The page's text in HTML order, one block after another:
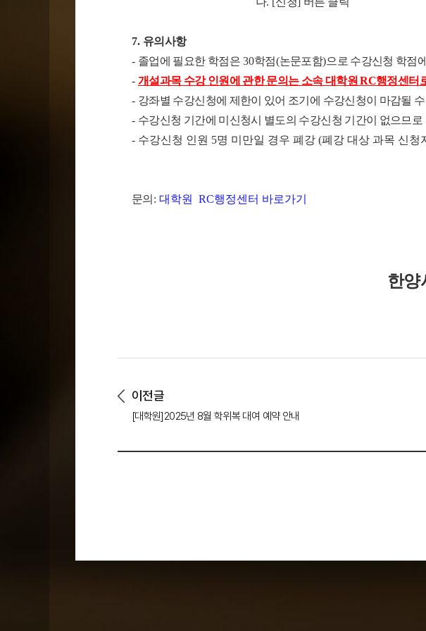
7. 유의사항
- 졸업에 필요한 학점은30학점(논문포함)으로 수강신청 학점
- 개설과목 수강 인원에 관한 문의는 소속 대학원 RC행정센터
- 강좌별 수강신청에 제한이 있어 조기에 수강신청이 마감될
- 수강신청 기간에 미신청시 별도의 수강신청 기간이 없으므
- 수강신청 인원 5명 미만일 경우 폐강 (폐강 대상 과목 신
문의 : 대학원 RC행정센터 바로가기
한양
이전글
[대학원]2025년 8월 학위복 대여 예약 안내